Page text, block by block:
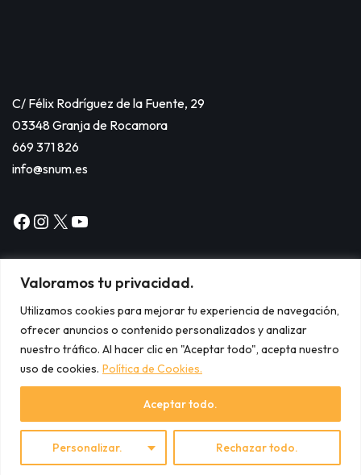
Valoramos tu privacidad.
Utilizamos cookies para mejorar tu experiencia de navegación,
ofrecer anuncios o contenido personalizados y analizar
nuestro tráfico. Al hacer clic en "Aceptar todo", acepta nuestro
uso de cookies. Política de Cookies.
Personalizar. Rechazar todo.
Aceptar todo.
C/ Félix Rodríguez de la Fuente, 29
03348 Granja de Rocamora
669 371 826
info@snum.es
Copyright © 2024
Aviso legal.
Política de cookies.